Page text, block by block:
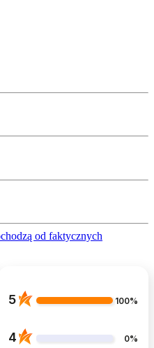
od faktycznych
5 100%
4 0%